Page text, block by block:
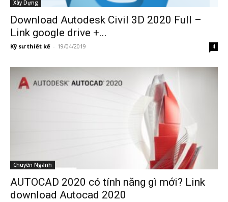
Xây Dựng
Download Autodesk Civil 3D 2020 Full –
Link google drive +...
Kỹ sư thiết kế - 19/04/2019 4
Chuyên Ngành
AUTOCAD 2020 có tính năng gì mới? Link
download Autocad 2020